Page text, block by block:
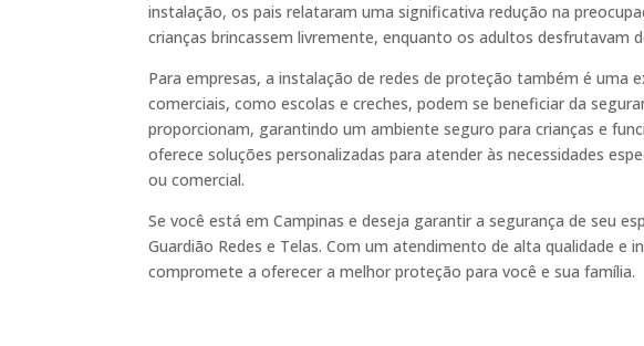
instalação, os pais relataram uma significativa redução na
crianças brincassem livremente, enquanto os adultos desfrutavam
Para empresas, a instalação de redes de proteção também é uma
comerciais, como escolas e creches, podem se beneficiar da
proporcionam, garantindo um ambiente seguro para crianças e
oferece soluções personalizadas para atender às necessidades
ou comercial.
Se você está em Campinas e deseja garantir a segurança de seu
Guardião Redes e Telas. Com um atendimento de alta qualidade e
compromete a oferecer a melhor proteção para você e sua família.